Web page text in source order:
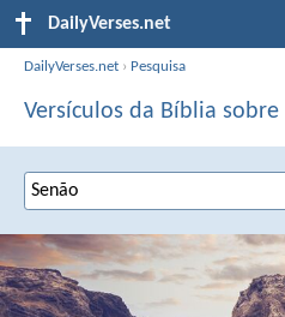
DailyVerses.net
DailyVerses.net › Pesquisa
Versículos da Bíblia sobre